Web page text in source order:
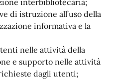
interbibliotecaria;
di istruzione all’uso della
informativa e la
nelle attività della
e supporto nelle attività
dagli utenti;